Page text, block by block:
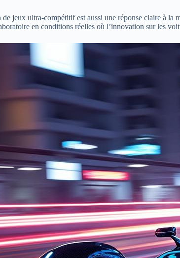
jeux ultra-compétitif est aussi une réponse claire à
en conditions réelles où l’innovation sur les